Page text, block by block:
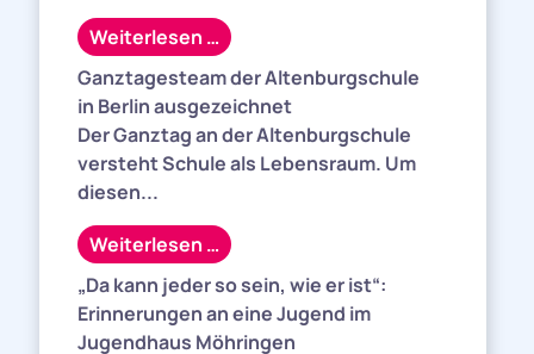
Weiterlesen …
Ganztagesteam der Altenburgschule
in Berlin ausgezeichnet
Der Ganztag an der Altenburgschule
versteht Schule als Lebensraum. Um
diesen...
Weiterlesen …
„Da kann jeder so sein, wie er ist“:
Erinnerungen an eine Jugend im
Jugendhaus Möhringen